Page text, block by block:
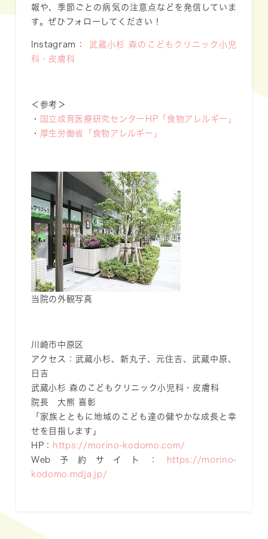
報や、季節ごとの病気の注意点などを発信していま
す。ぜひフォローしてください！
Instagram：
武蔵小杉 森のこどもクリニック小児
科・皮膚科
＜参考＞
・
国立成育医療研究センターHP「食物アレルギー」
・ 厚生労働省「食物アレルギー」
当院の外観写真
川崎市中原区
アクセス：武蔵小杉、新丸子、元住吉、武蔵中原、
日吉
武蔵小杉 森のこどもクリニック小児科・皮膚科
院長 大熊 喜彰
「家族とともに地域のこども達の健やかな成長と幸
せを目指します」
HP：
https://morino-kodomo.com/
Web予約サイト：
https://morino-
kodomo.mdja.jp/